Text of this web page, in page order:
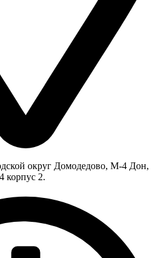
округ Домодедово, М-4 Дон,
корпус 2.